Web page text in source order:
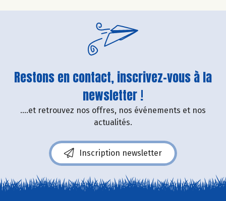
Restons en contact, inscrivez-vous à la
newsletter !
....et retrouvez nos offres, nos événements et nos
actualités.
Inscription newsletter